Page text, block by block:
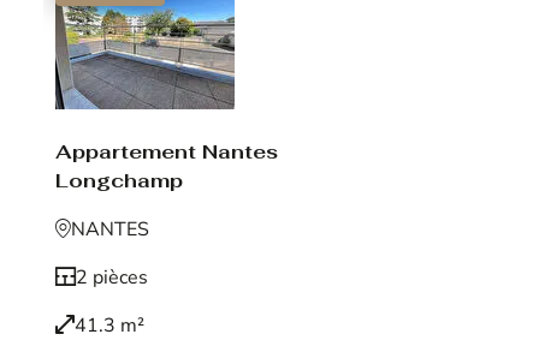
Appartement Nantes
Longchamp
NANTES
2 pièces
41.3 m²